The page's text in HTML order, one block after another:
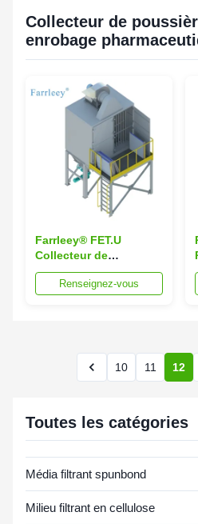
Collecteur de
enrobage
Farrleey® FET.U
Collecteur de
poussière à
panneaux : Filtration à
Renseignez-vous
10 11 12
Toutes les catégories
Média filtrant spunbond
Milieu filtrant en cellulose